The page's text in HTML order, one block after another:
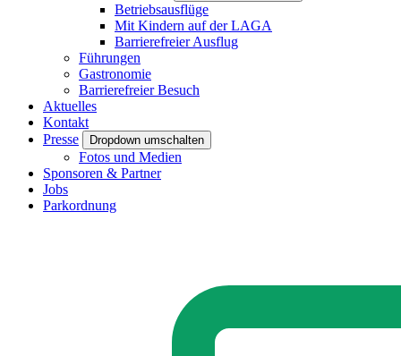
Betriebsausflüge
Mit Kindern auf der LAGA
Barrierefreier Ausflug
Führungen
Gastronomie
Barrierefreier Besuch
Aktuelles
Kontakt
Presse
Dropdown umschalten
Fotos und Medien
Sponsoren & Partner
Jobs
Parkordnung